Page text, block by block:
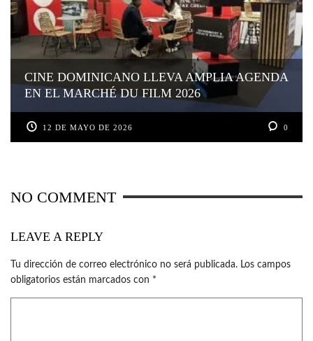
CINE DOMINICANO LLEVA AMPLIA AGENDA
EN EL MARCHÉ DU FILM 2026
12 DE MAYO DE 2026 0
NO COMMENT
LEAVE A REPLY
Tu dirección de correo electrónico no será publicada. Los campos
obligatorios están marcados con *